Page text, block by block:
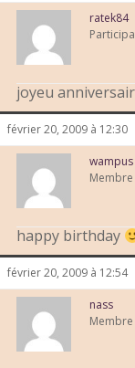
ratek84
joyeu
février 20, 2009 à 12:30
wampus
Membre
happy birthday
février 20, 2009 à 12:54
nass
Membre